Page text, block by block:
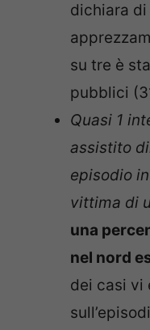
dichiara
su tre è
pubblici
Quasi 1
assistito
episodio
vittima di
una
nel nord
dei casi vi